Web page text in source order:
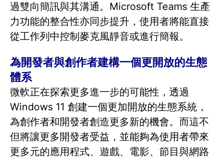
過雙向簡訊與其溝通。Microsoft Teams 生產
力功能的整合性亦同步提升，使用者將能直接
從工作列中控制麥克風靜音或進行簡報。
為開發者與創作者建構一個更開放的生態
體系
微軟正在探索更多進一步的可能性，透過
Windows 11 創建一個更加開放的生態系統，
為創作者和開發者創造更多新的機會。而這不
但將讓更多開發者受益，並能夠為使用者帶來
更多元的應用程式、遊戲、電影、節目與網路